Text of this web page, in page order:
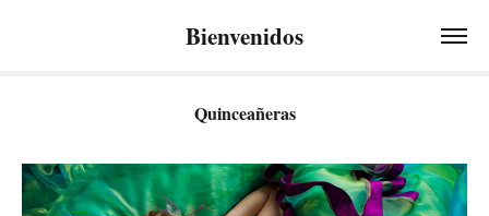
Bienvenidos
Quinceañeras